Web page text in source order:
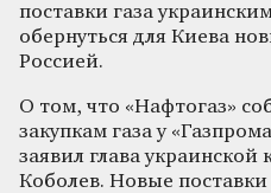
поставки газа
обернуться для Киева
Россией.
О том, что «Нафтогаз»
закупкам газа у
заявил глава
Коболев. Новые поставки